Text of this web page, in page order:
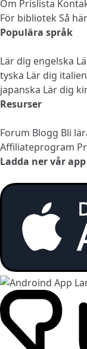
Om Prislista
För bibliotek Så
Populära språk
Lär dig engelska
tyska Lär dig
japanska Lär dig
Resurser
Forum Blogg Bli
Affiliateprogram
Ladda ner vår